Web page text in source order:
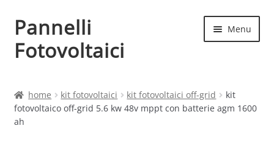
Vai
alla
navigazione
Vai
al
contenuto
Pannelli
Fotovoltaici
Menu
Cart
home kit fotovoltaici kit fotovoltaici off-grid
kit
fotovoltaico off-grid 5.6 kw 48v mppt con batterie agm 1600
ah